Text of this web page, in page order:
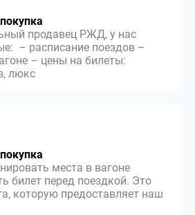
продавец РЖД, у нас
– расписание поездов –
– цены на билеты:
люкс
места в вагоне
билет перед поездкой. Это
которую предоставляет наш